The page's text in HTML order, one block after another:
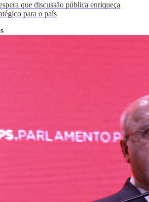
que discussão pública enriqueça
para o país